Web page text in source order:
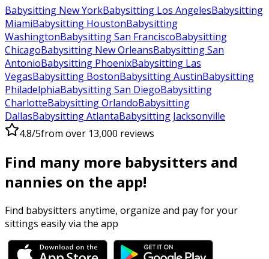
Babysitting New YorkBabysitting Los AngelesBabysitting
MiamiBabysitting HoustonBabysitting
WashingtonBabysitting San FranciscoBabysitting
ChicagoBabysitting New OrleansBabysitting San
AntonioBabysitting PhoenixBabysitting Las
VegasBabysitting BostonBabysitting AustinBabysitting
PhiladelphiaBabysitting San DiegoBabysitting
CharlotteBabysitting OrlandoBabysitting
DallasBabysitting AtlantaBabysitting Jacksonville
4.8/5from over 13,000 reviews
Find many more babysitters and
nannies on the app!
Find babysitters anytime, organize and pay for your
sittings easily via the app